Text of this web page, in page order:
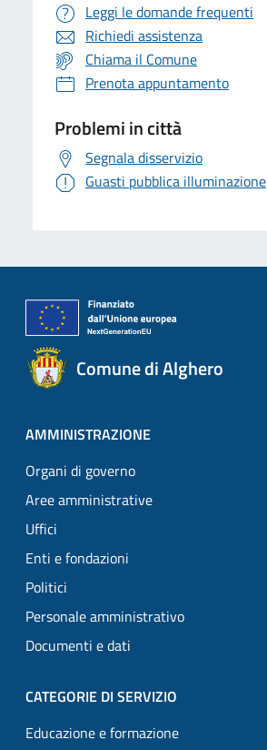
Leggi le domande frequenti
Richiedi assistenza
Chiama il Comune
Prenota appuntamento
Problemi in città
Segnala disservizio
Guasti pubblica illuminazione
Comune di Alghero
AMMINISTRAZIONE
Organi di governo
Aree amministrative
Uffici
Enti e fondazioni
Politici
Personale amministrativo
Documenti e dati
CATEGORIE DI SERVIZIO
Educazione e formazione